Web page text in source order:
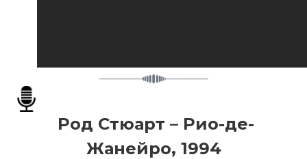
Род Стюарт – Рио-де-
Жанейро, 1994